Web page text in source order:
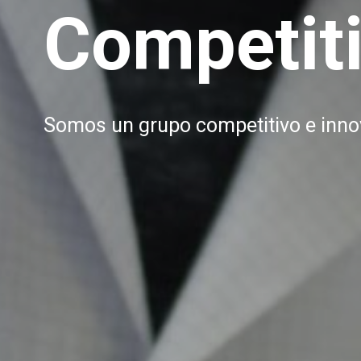
Somos un grupo competitivo e